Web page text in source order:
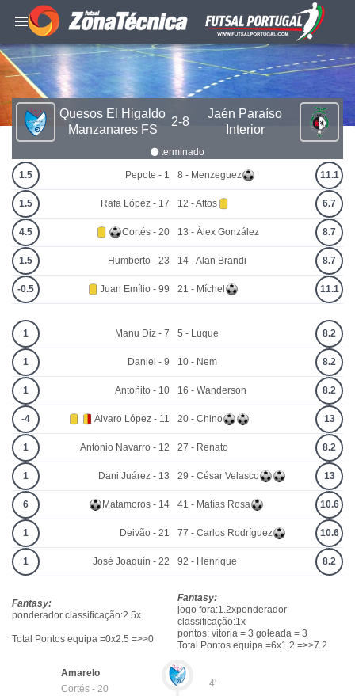
Quesos El Higaldo
Manzanares FS
2-8
Jaén Paraíso
Interior
terminado
1.5 Pepote - 1
1.5 Rafa López - 17
4.5 Cortés - 20
1.5 Humberto - 23
-0.5 Juan Emílio - 99
8 - Menzeguez 11.1
12 - Attos 6.7
13 - Álex González 8.7
14 - Alan Brandi 8.7
21 - Míchel 11.1
1 Manu Diz - 7
1 Daniel - 9
1 Antoñito - 10
-4 Álvaro López - 11
1 António Navarro - 12
1 Dani Juárez - 13
6 Matamoros - 14
1 Deivão - 21
1 José Joaquín - 22
5 - Luque 8.2
10 - Nem 8.2
16 - Wanderson 8.2
20 - Chino 13
27 - Renato 8.2
29 - César Velasco 13
41 - Matías Rosa 10.6
77 - Carlos Rodríguez 10.6
92 - Henrique 8.2
Fantasy:
ponderador classificação:2.5x
Total Pontos equipa =0x2.5 =>>0
Fantasy:
jogo fora:1.2xponderador
classificação:1x
pontos: vitoria = 3 goleada = 3
Total Pontos equipa =6x1.2 =>>7.2
4'
Amarelo
Cortés - 20